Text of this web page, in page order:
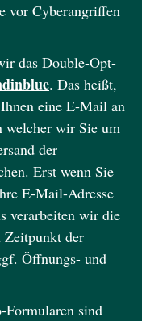
vor Cyberangriffen
das Double-Opt-
. Das heißt,
eine E-Mail an
welcher wir Sie um
der
Erst wenn Sie
E-Mail-Adresse
verarbeiten wir die
Zeitpunkt der
Öffnungs- und
Formularen sind